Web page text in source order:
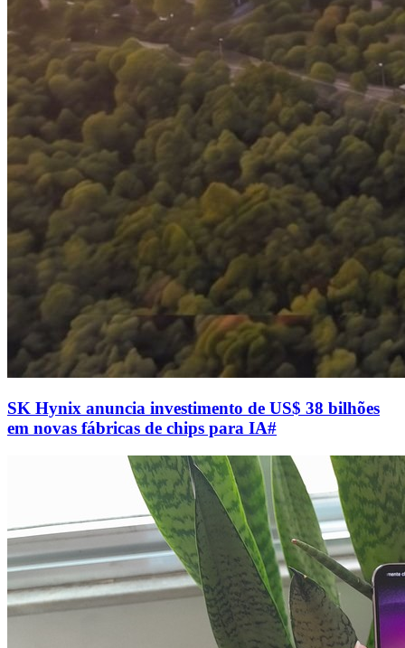
SK Hynix anuncia investimento de US$ 38 bilhões
em novas fábricas de chips para IA#